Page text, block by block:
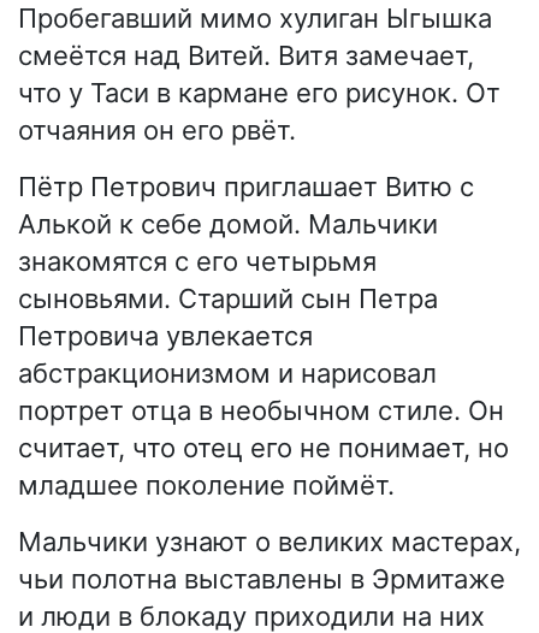
Пробегавший мимо хулиган Ыгышка
смеётся над Витей. Витя замечает,
что у Таси в кармане его рисунок. От
отчаяния он его рвёт.
Пётр Петрович приглашает Витю с
Алькой к себе домой. Мальчики
знакомятся с его четырьмя
сыновьями. Старший сын Петра
Петровича увлекается
абстракционизмом и нарисовал
портрет отца в необычном стиле. Он
считает, что отец его не понимает, но
младшее поколение поймёт.
Мальчики узнают о великих мастерах,
чьи полотна выставлены в Эрмитаже
и люди в блокаду приходили на них